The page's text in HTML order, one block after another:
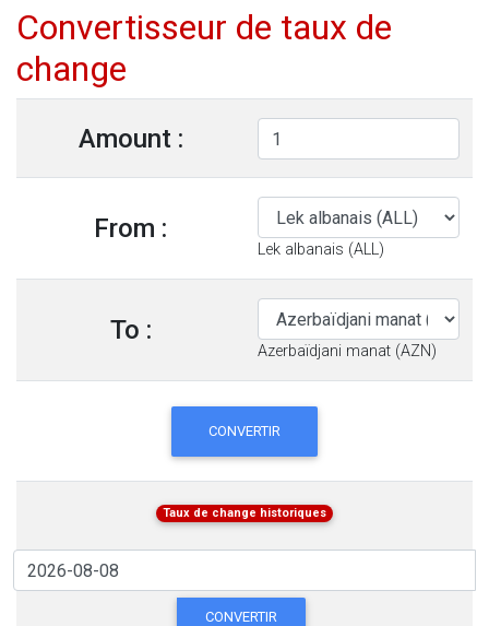
Convertisseur de taux de
change
Amount :
From :
Lek albanais (ALL)
To :
Azerbaïdjani manat (AZN)
CONVERTIR
Taux de change historiques
CONVERTIR